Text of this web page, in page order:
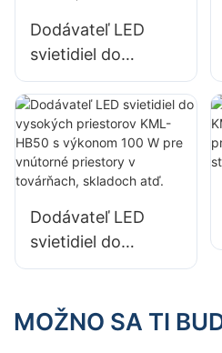
Dodávateľ LED
svietidiel do
vysokých
priestorov KML-
HB40 s výkonom
100 W pre vnútorné
priestory v
skladoch atď.
Dodávateľ LED
svietidiel do
vysokých
HB50 s výkonom
MOŽNO SA TI